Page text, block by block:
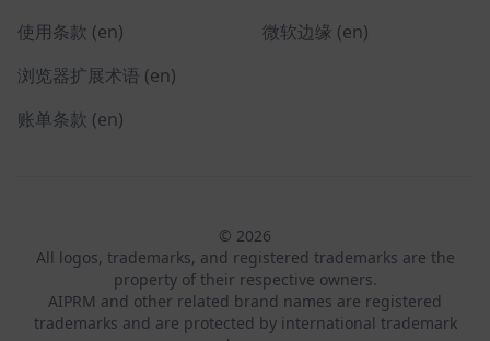
使用条款 (en)
浏览器扩展术语 (en)
账单条款 (en)
微软边缘 (en)
© 2026
All logos, trademarks, and registered trademarks are the
property of their respective owners.
AIPRM and other related brand names are registered
trademarks and are protected by international trademark